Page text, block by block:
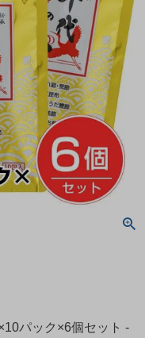
パック×6個セット -